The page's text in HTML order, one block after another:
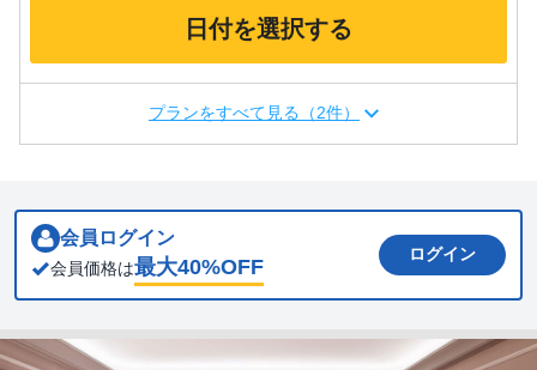
日付を選択する
プランをすべて見る（2件）
会員ログイン
会員価格は最大40%OFF
ログイン